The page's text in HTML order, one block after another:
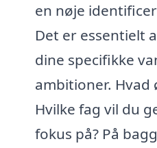
en nøje
Det er essentielt
dine specifikke
ambitioner. Hvad
Hvilke fag vil du
fokus på? På